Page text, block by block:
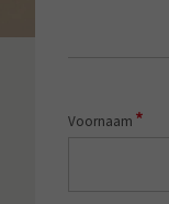
Voornaam *